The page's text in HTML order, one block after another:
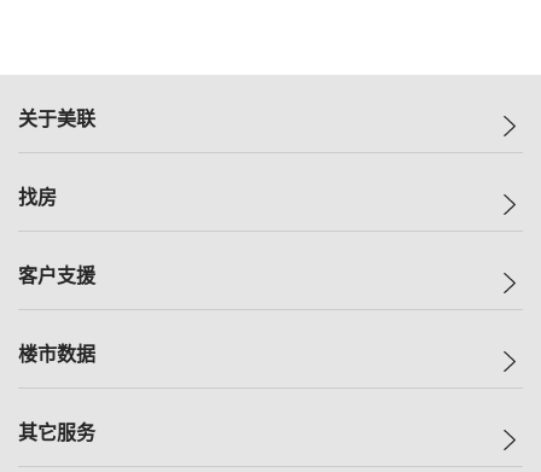
关于美联
美联集团
人才招募
找房
一手新房
减价
美联豪宅
客户支援
自助放盘
查询热线
楼市数据
指数
其它服务